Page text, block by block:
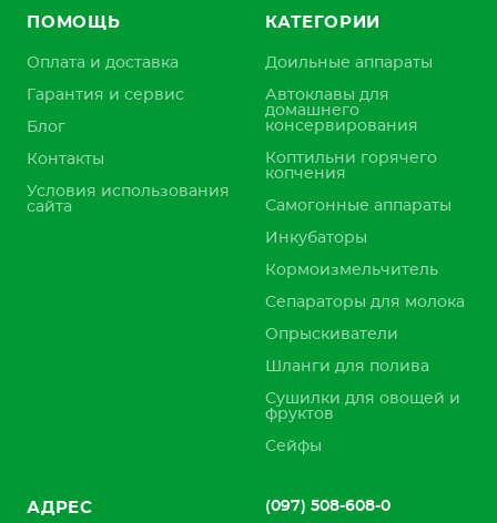
ПОМОЩЬ
Оплата и доставка
Гарантия и сервис
Блог
Контакты
Условия использования
сайта
КАТЕГОРИИ
Доильные аппараты
Автоклавы для
домашнего
консервирования
Коптильни горячего
копчения
Самогонные аппараты
Инкубаторы
Кормоизмельчитель
Сепараторы для молока
Опрыскиватели
Шланги для полива
Сушилки для овощей и
фруктов
Сейфы
АДРЕС (097) 508-608-0